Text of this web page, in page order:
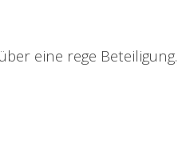
eine rege Beteiligung.